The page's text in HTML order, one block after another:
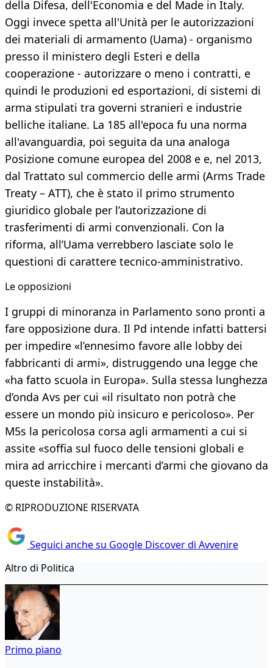
della Difesa, dell'Economia e del Made in Italy.
Oggi invece spetta all'Unità per le autorizzazioni
dei materiali di armamento (Uama) - organismo
presso il ministero degli Esteri e della
cooperazione - autorizzare o meno i contratti, e
quindi le produzioni ed esportazioni, di sistemi di
arma stipulati tra governi stranieri e industrie
belliche italiane. La 185 all'epoca fu una norma
all'avanguardia, poi seguita da una analoga
Posizione comune europea del 2008 e e, nel 2013,
dal Trattato sul commercio delle armi (Arms Trade
Treaty – ATT), che è stato il primo strumento
giuridico globale per l’autorizzazione di
trasferimenti di armi convenzionali. Con la
riforma, all’Uama verrebbero lasciate solo le
questioni di carattere tecnico-amministrativo.
Le opposizioni
I gruppi di minoranza in Parlamento sono pronti a
fare opposizione dura. Il Pd intende infatti battersi
per impedire «l’ennesimo favore alle lobby dei
fabbricanti di armi», distruggendo una legge che
«ha fatto scuola in Europa». Sulla stessa lunghezza
d’onda Avs per cui «il risultato non potrà che
essere un mondo più insicuro e pericoloso». Per
M5s la pericolosa corsa agli armamenti a cui si
assite «soffia sul fuoco delle tensioni globali e
mira ad arricchire i mercanti d’armi che giovano da
queste instabilità».
© RIPRODUZIONE RISERVATA
Seguici anche su Google Discover di Avvenire
Altro di Politica
Primo piano